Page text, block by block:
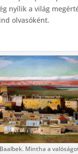
nyílik a világ
olvasóként.
Mintha a